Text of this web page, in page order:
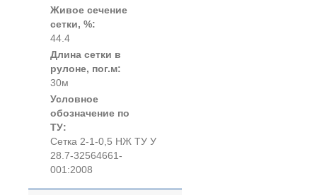
Живое сечение
сетки, %:
44.4
Длина сетки в
рулоне, пог.м:
30м
Условное
обозначение по
ТУ:
Сетка 2-1-0,5 НЖ ТУ У
28.7-32564661-
001:2008